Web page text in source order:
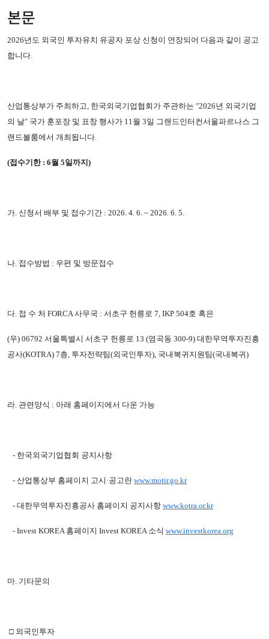
본문
2026년도 외국인 투자유치 유공자 포상 신청이 연장되어 다음과 같이 공고
합니다.
산업통상부가 주최하고, 한국외국기업협회가 주관하는 "2026년 외국기업
의 날" 국가 훈포장 및 표창 행사가 11월 3일 그랜드인터컨서울파르나스 그
랜드볼룸에서 개최됩니다.
(접수기한 : 6월 5일까지)
가. 신청서 배부 및 접수기간 : 2026. 4. 6. ~ 2026. 6. 5.
나. 접수방법 : 우편 및 방문접수
다. 접 수 처 FORCA 사무국 : 서초구 헌릉로 7, IKP 504호 혹은
(우) 06792 서울특별시 서초구 헌릉로 13 (염곡동 300-9) 대한무역투자진흥
공사(KOTRA) 7층, 투자전략팀(외국인투자), 국내복귀지원팀(국내복귀)
라. 관련양식 : 아래 홈페이지에서 다운 가능
- 한국외국기업협회 공지사항
- 산업통상부 홈페이지 고시·공고란 www.motir.go.kr
- 대한무역투자진흥공사 홈페이지 공지사항 www.kotra.or.kr
- Invest KOREA 홈페이지 Invest KOREA 소식 www.investkorea.org
마. 기타문의
□ 외국인투자